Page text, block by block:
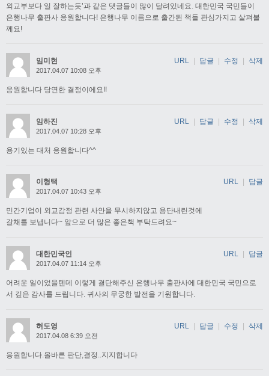
외교부보다 일 잘하는듯’과 같은 댓글들이 많이 달려있네요. 대한민국 국민들이
은행나무 출판사 응원합니다! 은행나무 이름으로 출간된 책들 관심가지고 살펴볼
께요!
임미현
2017.04.07 10:08 오후
응원합니다 당연한 결정이에요!!
URL | 답글 | 수정 | 삭제
임하진
2017.04.07 10:28 오후
용기있는 대처 응원합니다^^
URL | 답글 | 수정 | 삭제
이형택
2017.04.07 10:43 오후
민간기업이 외교감정 관련 사안을 무시하지않고 용단내린것에
갈채를 보냅니다~ 앞으로 더 많은 좋은책 부탁드려요~
URL 답글
대한민국인
2017.04.07 11:14 오후
어려운 일이었을텐데 이렇게 결단해주신 은행나무 출판사에 대한민국 국민으로
서 깊은 감사를 드립니다. 귀사의 무궁한 발전을 기원합니다.
URL 답글
허도영
2017.04.08 6:39 오전
응원합니다.올바른 판단,결정..지지합니다
URL 답글 수정 삭제